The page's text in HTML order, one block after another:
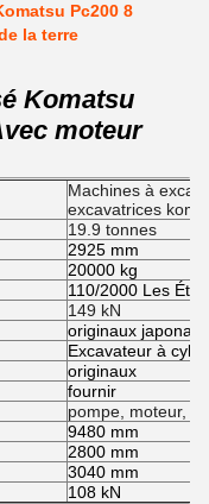
Pc200 8
la terre
Komatsu
moteur
Machines à
excavatrices
19.9 tonnes
2925 mm
20000 kg
110/2000 Les
149 kN
originaux japonais
Excavateur à
originaux
fournir
pompe, moteur,
9480 mm
2800 mm
3040 mm
108 kN